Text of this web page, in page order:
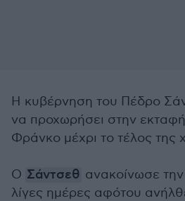
Η κυβέρνηση του Πέδρο
να προχωρήσει στην
Φράνκο μέχρι το τέλος της
Ο Σάντσεθ ανακοίνωσε
λίγες ημέρες αφότου